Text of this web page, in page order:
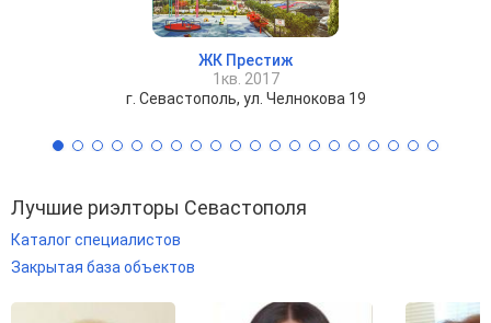
ЖК Престиж
1кв. 2017
г. Севастополь, ул. Челнокова 19
Лучшие риэлторы Севастополя
Каталог специалистов
Закрытая база объектов